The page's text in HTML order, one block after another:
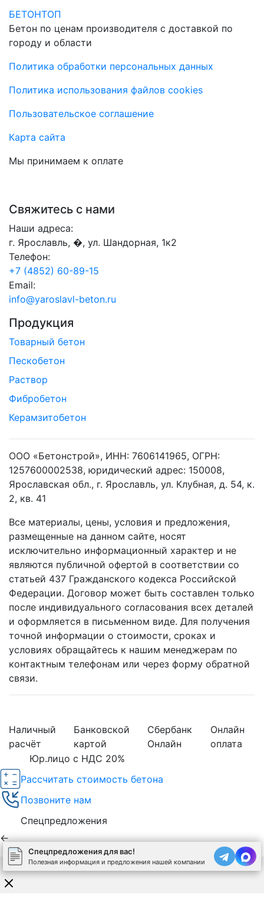
БЕТОНТОП
Бетон по ценам производителя с доставкой по
городу и области
Политика обработки персональных данных
Политика использования файлов cookies
Пользовательское соглашение
Карта сайта
Мы принимаем к оплате
Свяжитесь с нами
Наши адреса:
г. Ярославль, �, ул. Шандорная, 1к2
Телефон:
+7 (4852) 60-89-15
Email:
info@yaroslavl-beton.ru
Продукция
Товарный бетон
Пескобетон
Раствор
Фибробетон
Керамзитобетон
ООО «Бетонстрой», ИНН: 7606141965, ОГРН:
1257600002538, юридический адрес: 150008,
Ярославская обл., г. Ярославль, ул. Клубная, д. 54, к.
2, кв. 41
Все материалы, цены, условия и предложения,
размещенные на данном сайте, носят
исключительно информационный характер и не
являются публичной офертой в соответствии со
статьей 437 Гражданского кодекса Российской
Федерации. Договор может быть составлен только
после индивидуального согласования всех деталей
и оформляется в письменном виде. Для получения
точной информации о стоимости, сроках и
условиях обращайтесь к нашим менеджерам по
контактным телефонам или через форму обратной
связи.
Наличный
расчёт
Банковской
картой
Сбербанк
Онлайн
Онлайн
оплата
Юр.лицо с НДС 20%
Спецпредложения для вас!
Полезная информация и предложения нашей компании
Рассчитать стоимость бетона
Позвоните нам
Спецпредложения
←
Используя сайт, вы соглашаетесь на обработку cookies